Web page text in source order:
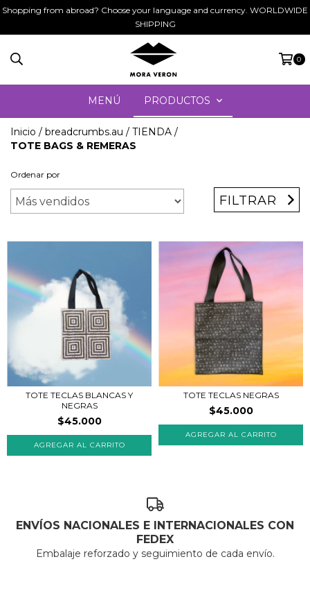
Shopping from abroad? Choose your language and currency. WORLDWIDE
SHIPPING
0
MENÚ PRODUCTOS
Inicio / breadcrumbs.au / TIENDA /
TOTE BAGS & REMERAS
Ordenar por
FILTRAR
TOTE TECLAS BLANCAS Y
NEGRAS
$45.000
TOTE TECLAS NEGRAS
$45.000
ENVÍOS NACIONALES E INTERNACIONALES CON
FEDEX
Embalaje reforzado y seguimiento de cada envío.